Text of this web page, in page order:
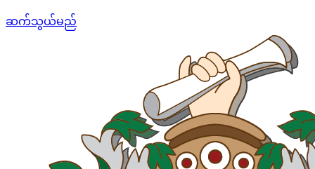
ဆက်သွယ်မည်